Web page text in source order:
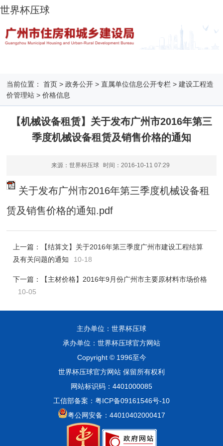
世界杯压球
当前位置： 首页 >政务公开 >直属单位信息公开专栏 >建设工程造
价管理站 >价格信息
【机械设备租赁】关于发布广州市2016年第三
季度机械设备租赁及销售价格的通知
来源：世界杯压球 时间： 2016-10-11 07:29
关于发布广州市2016年第三季度机械设备租
赁及销售价格的通知.pdf
上一篇：
【结算文】关于2016年第三季度广州市建设工程结算
及有关问题的通知
10-18
下一篇：
【主材价格】2016年9月份广州市主要原材料市场价格
10-05
主办单位：世界杯压球
承办单位：世界杯压球官方网站
Copyright © 1996至今
世界杯压球官方网站 保留所有权利
网站标识码：4401000085
工信部备案：粤ICP备09161546号-10
粤公网安备：44010402000417